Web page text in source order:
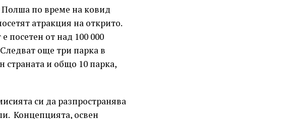
Полша по време на ковид
атракция на открито.
посетен от над 100 000
още три парка в
страната и общо 10 парка,
си да разпространява
Концепцията, освен